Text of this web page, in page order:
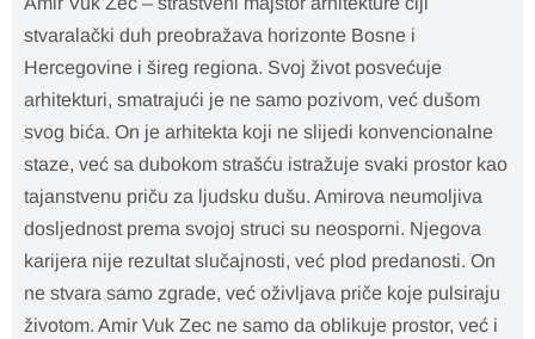
stvaralački duh preobražava horizonte Bosne i
Hercegovine i šireg regiona. Svoj život posvećuje
arhitekturi, smatrajući je ne samo pozivom, već dušom
svog bića. On je arhitekta koji ne slijedi konvencionalne
staze, već sa dubokom strašću istražuje svaki prostor kao
tajanstvenu priču za ljudsku dušu. Amirova neumoljiva
dosljednost prema svojoj struci su neosporni. Njegova
karijera nije rezultat slučajnosti, već plod predanosti. On
ne stvara samo zgrade, već oživljava priče koje pulsiraju
životom. Amir Vuk Zec ne samo da oblikuje prostor, već i